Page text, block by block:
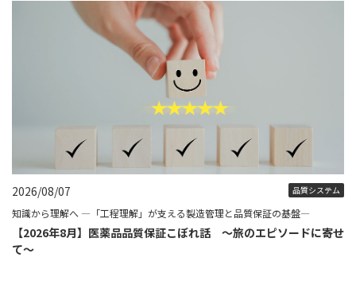
2026/08/07 品質システム
知識から理解へ ―「工程理解」が支える製造管理と品質保証の基盤―
【2026年8月】医薬品品質保証こぼれ話 ～旅のエピソードに寄せ
て～